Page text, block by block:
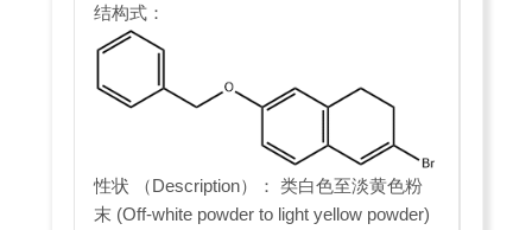
结构式：
性状 （Description）： 类白色至淡黄色粉
末 (Off-white powder to light yellow powder)